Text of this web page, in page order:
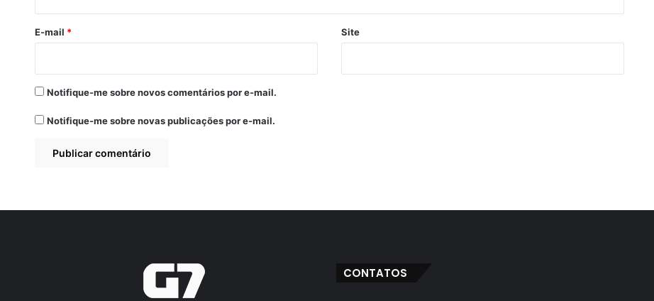
*
E-mail * Site
Notifique-me sobre novos comentários por e-mail.
Notifique-me sobre novas publicações por e-mail.
CONTATOS